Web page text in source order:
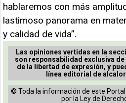
hablaremos con más
lastimoso panorama en
y calidad de vida”.
Las opiniones vertidas en la
son responsabilidad exclusiva
de la libertad de expresión, y
línea editorial de
© Toda la información de este
por la Ley de